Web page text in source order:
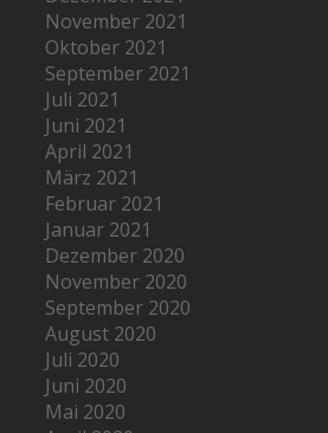
November 2021
Oktober 2021
September 2021
Juli 2021
Juni 2021
April 2021
März 2021
Februar 2021
Januar 2021
Dezember 2020
November 2020
September 2020
August 2020
Juli 2020
Juni 2020
Mai 2020